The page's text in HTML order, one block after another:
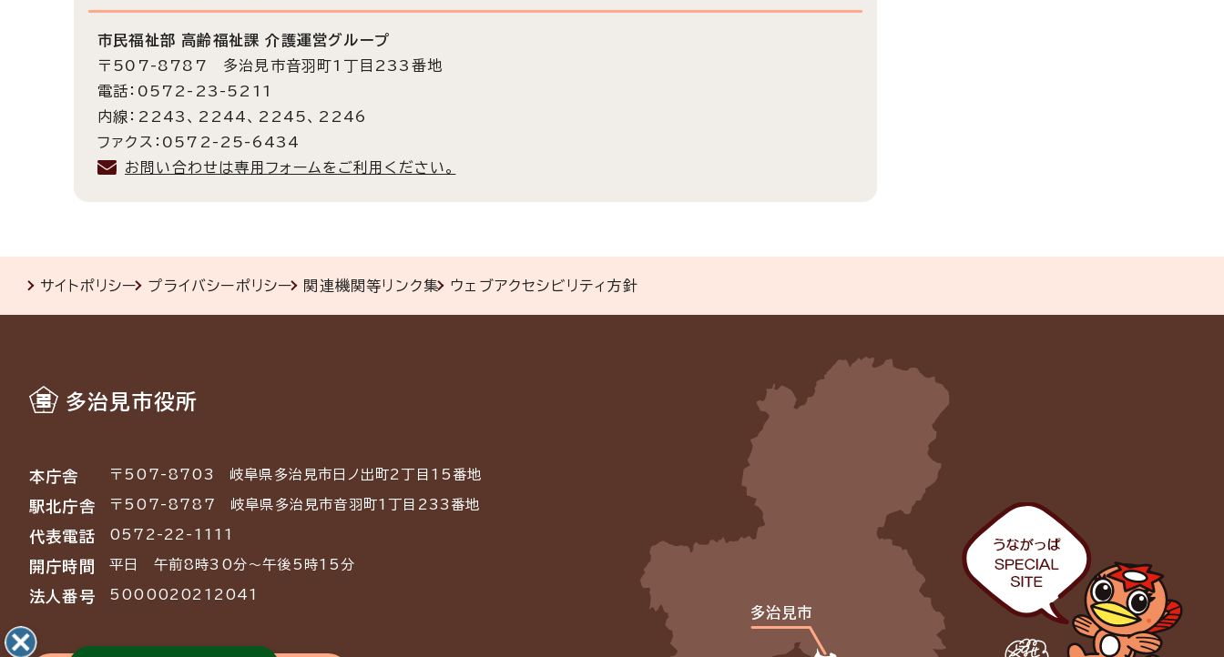
市民福祉部 高齢福祉課 介護運営グループ
〒507-8787 多治見市音羽町1丁目233番地
電話：0572-23-5211
内線：2243、2244、2245、2246
ファクス：0572-25-6434
お問い合わせは専用フォームをご利用ください。
サイトポリシー プライバシーポリシー 関連機関等リンク集 ウェブアクセシビリティ方針
多治見市役所
本庁舎 〒507-8703 岐阜県多治見市日ノ出町2丁目15番地
駅北庁舎 〒507-8787 岐阜県多治見市音羽町1丁目233番地
代表電話 0572-22-1111
開庁時間 平日 午前8時30分～午後5時15分
法人番号 5000020212041